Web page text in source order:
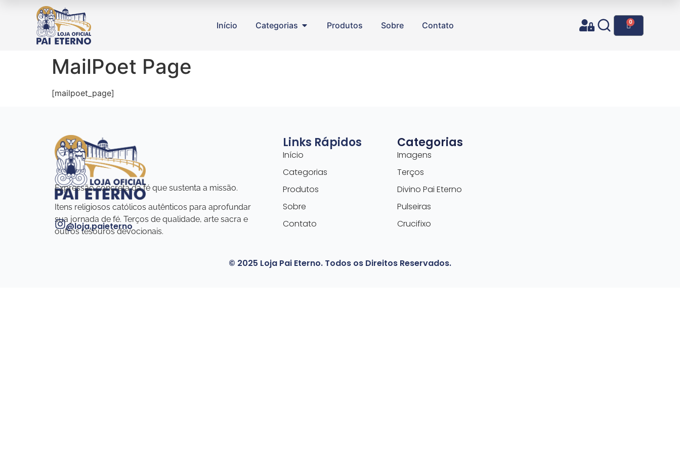
0
Início Categorias Produtos Sobre Contato
MailPoet Page
[mailpoet_page]
Expressão concreta da fé que sustenta a missão.
Itens religiosos católicos autênticos para aprofundar
sua jornada de fé. Terços de qualidade, arte sacra e
outros tesouros devocionais.
@loja.paieterno
Links Rápidos
Início
Categorias
Produtos
Sobre
Contato
Categorias
Imagens
Terços
Divino Pai Eterno
Pulseiras
Crucifixo
© 2025 Loja Pai Eterno. Todos os Direitos Reservados.